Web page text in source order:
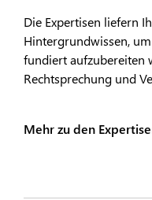
Die Expertisen liefern
Hintergrundwissen,
fundiert aufzubereiten
Rechtsprechung und
Mehr zu den